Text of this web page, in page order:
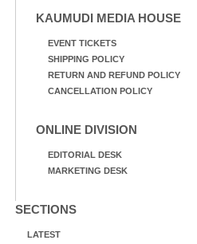
KAUMUDI MEDIA HOUSE
EVENT TICKETS
SHIPPING POLICY
RETURN AND REFUND POLICY
CANCELLATION POLICY
ONLINE DIVISION
EDITORIAL DESK
MARKETING DESK
SECTIONS
LATEST